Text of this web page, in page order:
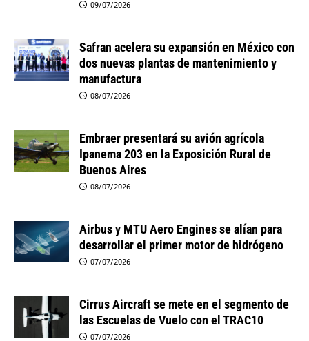
09/07/2026
Safran acelera su expansión en México con
dos nuevas plantas de mantenimiento y
manufactura
08/07/2026
Embraer presentará su avión agrícola
Ipanema 203 en la Exposición Rural de
Buenos Aires
08/07/2026
Airbus y MTU Aero Engines se alían para
desarrollar el primer motor de hidrógeno
07/07/2026
Cirrus Aircraft se mete en el segmento de
las Escuelas de Vuelo con el TRAC10
07/07/2026